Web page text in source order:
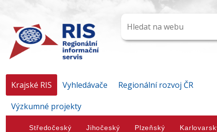
Krajské RIS Vyhledávače
Regionální rozvoj ČR
Výzkumné projekty
Středočeský Jihočeský Plzeňský